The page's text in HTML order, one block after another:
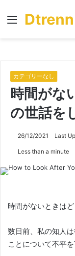
Menu
カテゴリーなし
時間がな
の世話を
26/12/2021 Last
Less than a minute
時間がないときは
数日前、私の知人
ことについて不平を